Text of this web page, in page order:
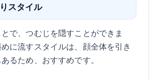
スタイル
で、つむじを隠すことができま
に流すスタイルは、顔全体を引き
るため、おすすめです。